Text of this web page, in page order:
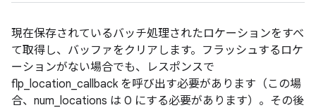
現在保存されているバッチ処理されたロケーションをすべ
て取得し、バッファをクリアします。フラッシュするロケ
ーションがない場合でも、レスポンスで
flp_location_callback を呼び出す必要があります（この場
合、num_locations は 0 にする必要があります）。その後